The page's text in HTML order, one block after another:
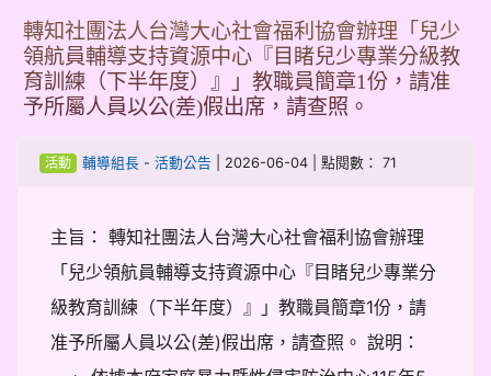
轉知社團法人台灣大心社會福利協會辦理「兒少
領航員輔導支持資源中心『目睹兒少專業分級教
育訓練（下半年度）』」教職員簡章1份，請准
予所屬人員以公(差)假出席，請查照。
活動 輔導組長- 活動公告 | 2026-06-04 | 點閱數： 71
主旨： 轉知社團法人台灣大心社會福利協會辦理
「兒少領航員輔導支持資源中心『目睹兒少專業分
級教育訓練（下半年度）』」教職員簡章1份，請
准予所屬人員以公(差)假出席，請查照。 說明：